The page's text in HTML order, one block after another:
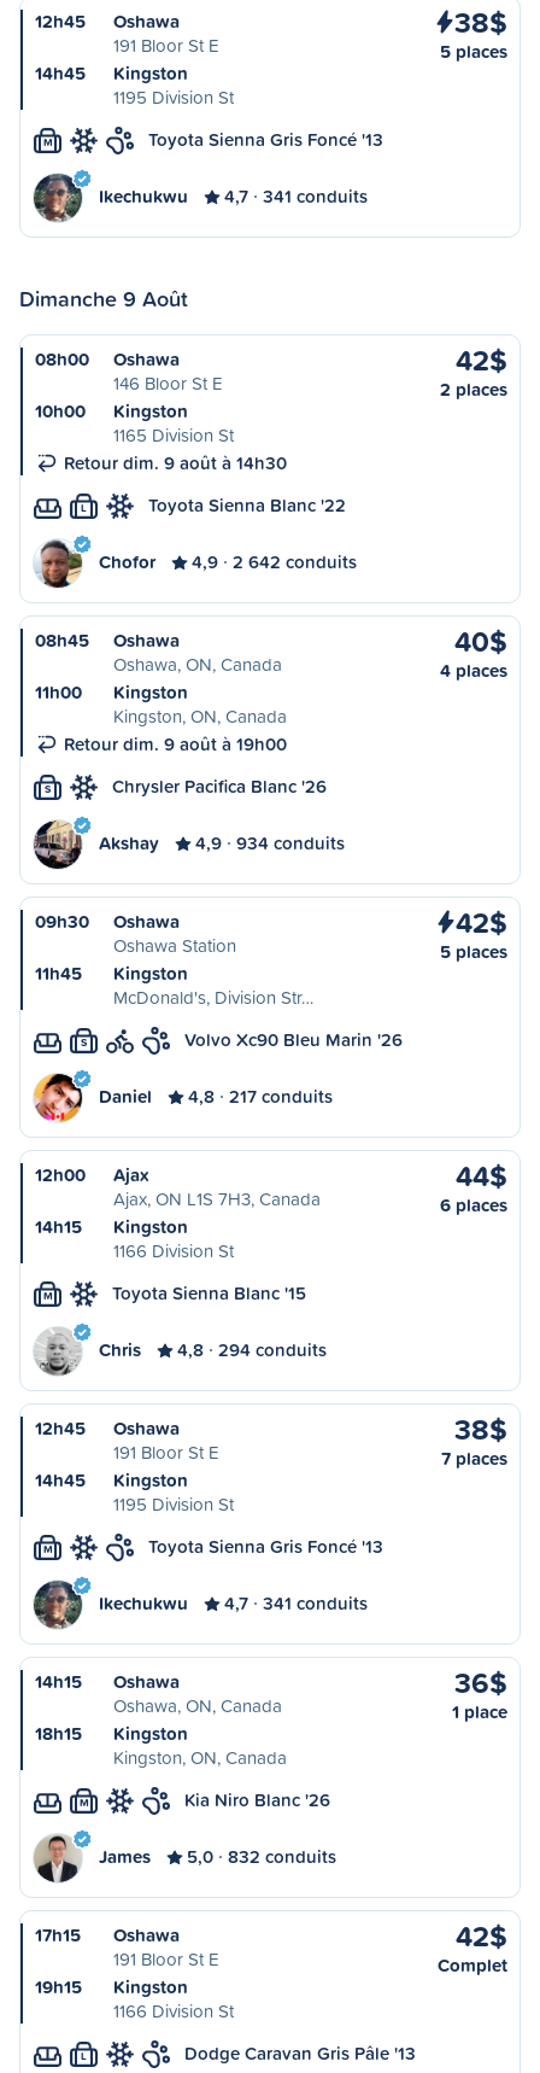
12h45
Oshawa
191 Bloor St E
14h45
Kingston
1195 Division St
38$
5 places
M Toyota Sienna Gris Foncé '13
Ikechukwu 4,7 341 conduits
Dimanche 9 Août
08h00
Oshawa
146 Bloor St E
10h00
Kingston
1165 Division St
Retour dim. 9 août à 14h30
42$
2 places
L Toyota Sienna Blanc '22
Chofor 4,9 2 642 conduits
08h45
Oshawa
Oshawa, ON, Canada
11h00
Kingston
Kingston, ON, Canada
Retour dim. 9 août à 19h00
40$
4 places
S Chrysler Pacifica Blanc '26
Akshay 4,9 934 conduits
09h30
Oshawa
Oshawa Station
11h45
Kingston
McDonald's, Division Str…
42$
5 places
S Volvo Xc90 Bleu Marin '26
Daniel 4,8 217 conduits
12h00
Ajax
Ajax, ON L1S 7H3, Canada
14h15
Kingston
1166 Division St
44$
6 places
M Toyota Sienna Blanc '15
Chris 4,8 294 conduits
12h45
Oshawa
191 Bloor St E
14h45
Kingston
1195 Division St
38$
7 places
M Toyota Sienna Gris Foncé '13
Ikechukwu 4,7 341 conduits
14h15
Oshawa
Oshawa, ON, Canada
18h15
Kingston
Kingston, ON, Canada
36$
1 place
M Kia Niro Blanc '26
James 5,0 832 conduits
17h15
Oshawa
191 Bloor St E
19h15
Kingston
1166 Division St
42$
Complet
L Dodge Caravan Gris Pâle '13